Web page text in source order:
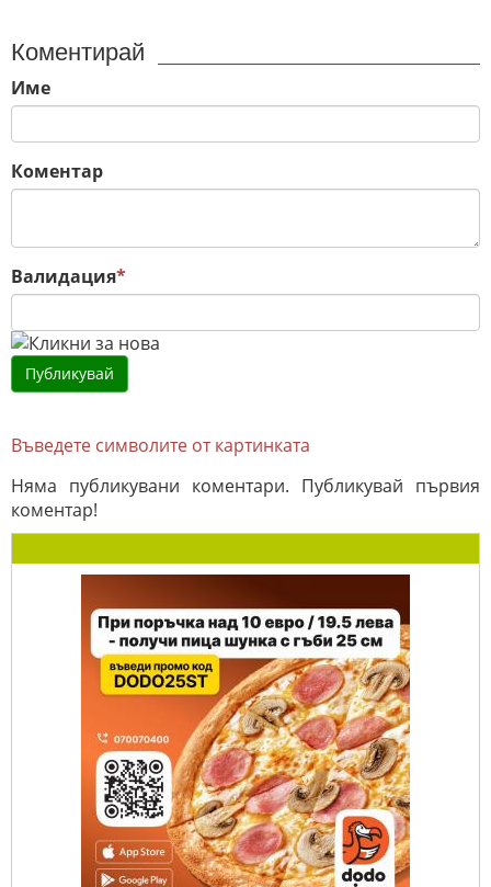
Коментирай
Име
Коментар
Валидация*
Въведете символите от картинката
Няма публикувани коментари. Публикувай първия
коментар!